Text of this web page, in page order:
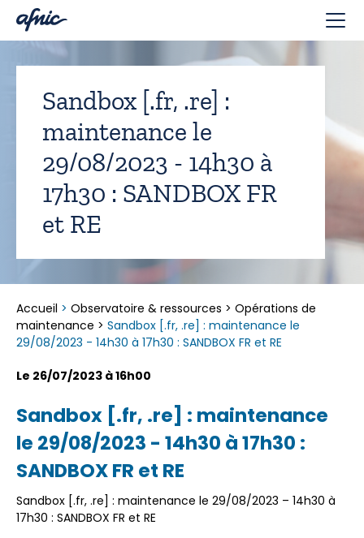
Sandbox [.fr, .re] :
maintenance le
29/08/2023 - 14h30 à
17h30 : SANDBOX FR
et RE
Accueil > Observatoire & ressources > Opérations de
maintenance > Sandbox [.fr, .re] : maintenance le
29/08/2023 - 14h30 à 17h30 : SANDBOX FR et RE
Le 26/07/2023 à 16h00
Sandbox [.fr, .re] : maintenance
le 29/08/2023 - 14h30 à 17h30 :
SANDBOX FR et RE
Sandbox [.fr, .re] : maintenance le 29/08/2023 – 14h30 à
17h30 : SANDBOX FR et RE
Panneau de gestion des cookies